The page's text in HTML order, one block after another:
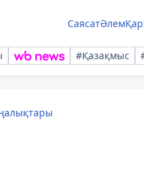
СаясатӘлем
#Қазақмыс